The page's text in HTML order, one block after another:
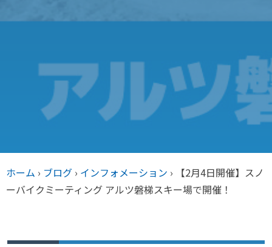
ホーム › ブログ › インフォメーション › 【2月4日開催】スノ
ーバイクミーティング アルツ磐梯スキー場で開催！